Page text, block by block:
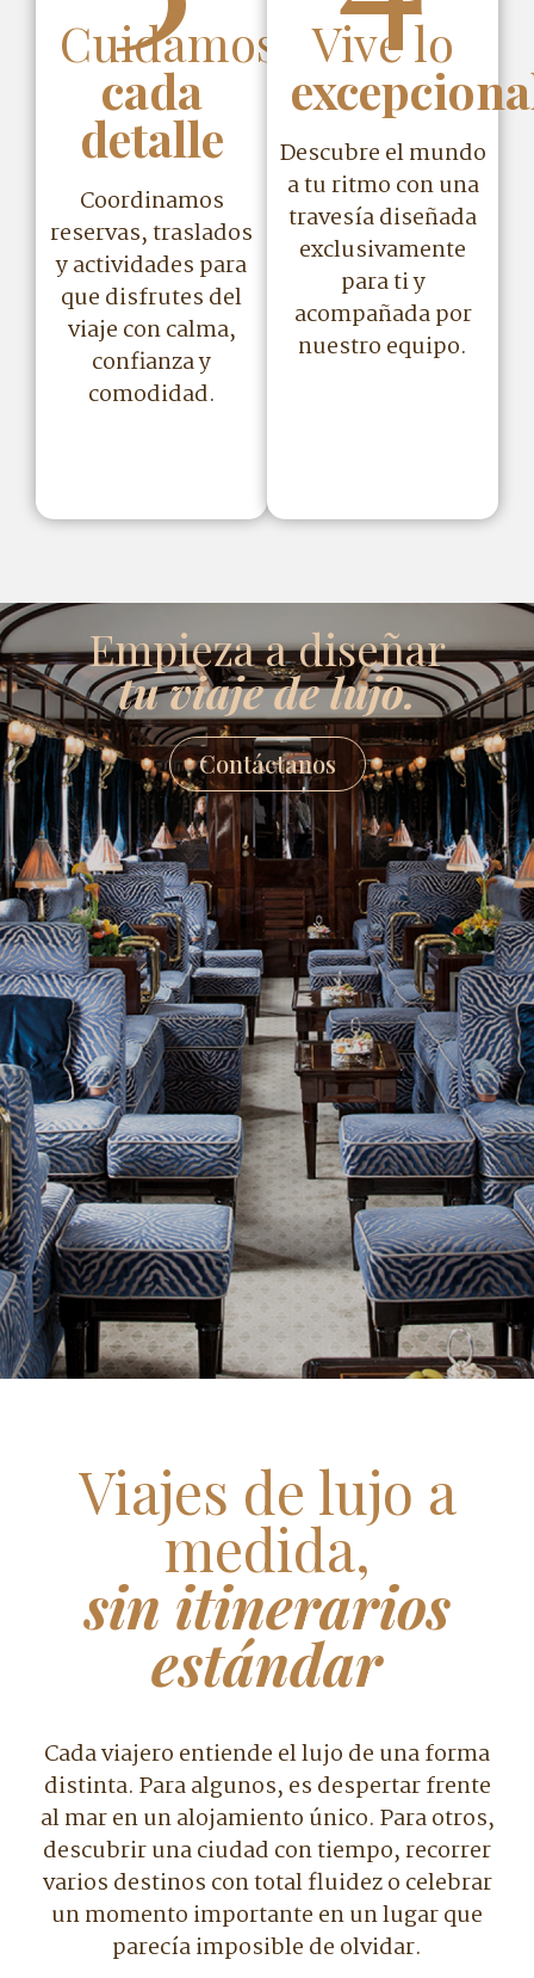
Cuidamos
cada
detalle
Coordinamos
reservas, traslados
y actividades para
que disfrutes del
viaje con calma,
confianza y
comodidad.
Vive lo
Descubre el mundo
a tu ritmo con una
travesía diseñada
exclusivamente
para ti y
acompañada por
nuestro equipo.
Empieza a diseñar
tu viaje de lujo.
Contáctanos
Viajes de lujo a
medida,
sin itinerarios
estándar
Cada viajero entiende el lujo de una forma
distinta. Para algunos, es despertar frente
al mar en un alojamiento único. Para otros,
descubrir una ciudad con tiempo, recorrer
varios destinos con total fluidez o celebrar
un momento importante en un lugar que
parecía imposible de olvidar.